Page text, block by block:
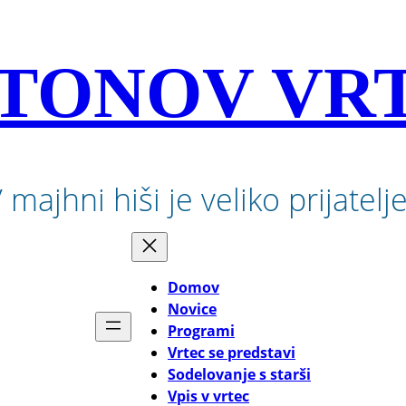
majhni hiši je veliko
Domov
Novice
Programi
Vrtec se predstavi
Sodelovanje s starši
Vpis v vrtec